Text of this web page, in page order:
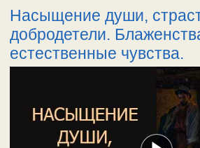
Насыщение души,
добродетели.
естественные чувства.